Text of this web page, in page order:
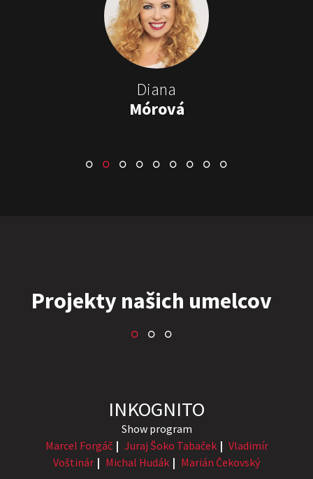
Diana
Mórová
Stand-up & Juraj „ŠOKO”
Tabaček
Show program StandupShow
Juraj Šoko Tabaček
INKOGNITO
Show program
Marcel Forgáč
Juraj Šoko Tabaček
Vladimír
Voštinár
Michal Hudák Marián Čekovský
Projekty našich umelcov